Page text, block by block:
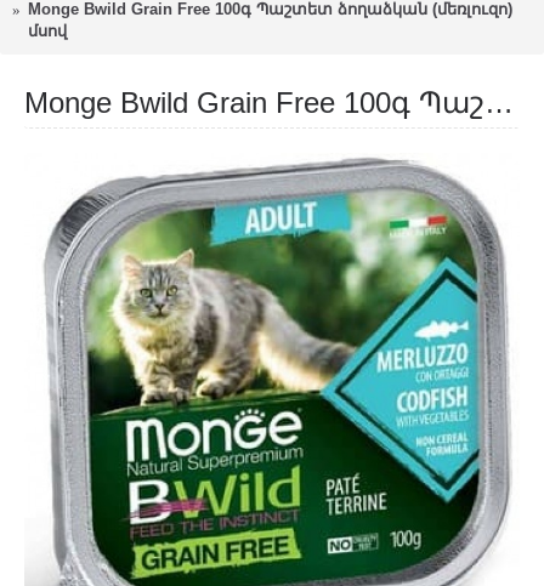
Monge Bwild Grain Free 100գ Պաշտետ ձողաձկան (մեռլուզո)
մսով
Monge Bwild Grain Free 100գ Պաշտետ ձողաձկան (մեռլուզո) մսով